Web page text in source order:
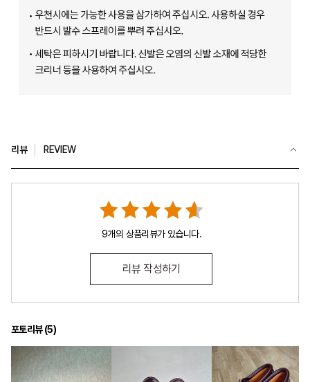
리뷰 REVIEW
9개의 상품리뷰가 있습니다.
리뷰 작성하기
포토리뷰 (5)